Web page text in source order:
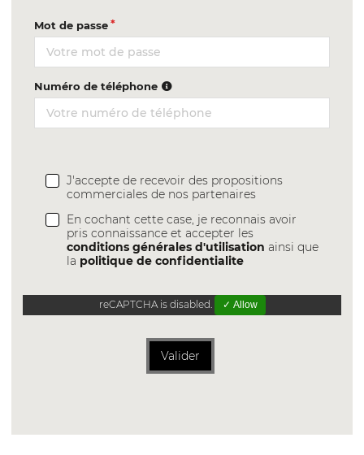
Mot de passe
Numéro de téléphone
J'accepte de recevoir des propositions
commerciales de nos partenaires
En cochant cette case, je reconnais avoir
pris connaissance et accepter les
conditions générales d'utilisation ainsi que
la politique de confidentialite
reCAPTCHA is disabled. ✓ Allow
Valider